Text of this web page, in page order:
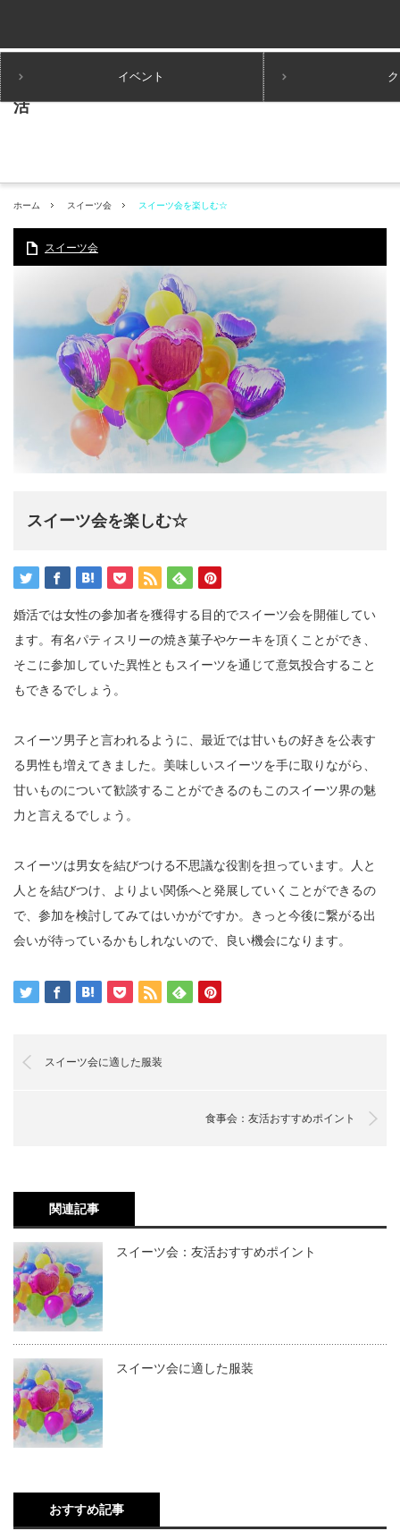
イベント
ホーム スイーツ会 スイーツ会を楽しむ☆
スイーツ会
スイーツ会を楽しむ☆
婚活では女性の参加者を獲得する目的でスイーツ会を開催してい
ます。有名パティスリーの焼き菓子やケーキを頂くことができ、
そこに参加していた異性ともスイーツを通じて意気投合すること
もできるでしょう。
スイーツ男子と言われるように、最近では甘いもの好きを公表す
る男性も増えてきました。美味しいスイーツを手に取りながら、
甘いものについて歓談することができるのもこのスイーツ界の魅
力と言えるでしょう。
スイーツは男女を結びつける不思議な役割を担っています。人と
人とを結びつけ、よりよい関係へと発展していくことができるの
で、参加を検討してみてはいかがですか。きっと今後に繋がる出
会いが待っているかもしれないので、良い機会になります。
スイーツ会に適した服装
食事会：友活おすすめポイント
関連記事
スイーツ会：友活おすすめポイント
スイーツ会に適した服装
おすすめ記事